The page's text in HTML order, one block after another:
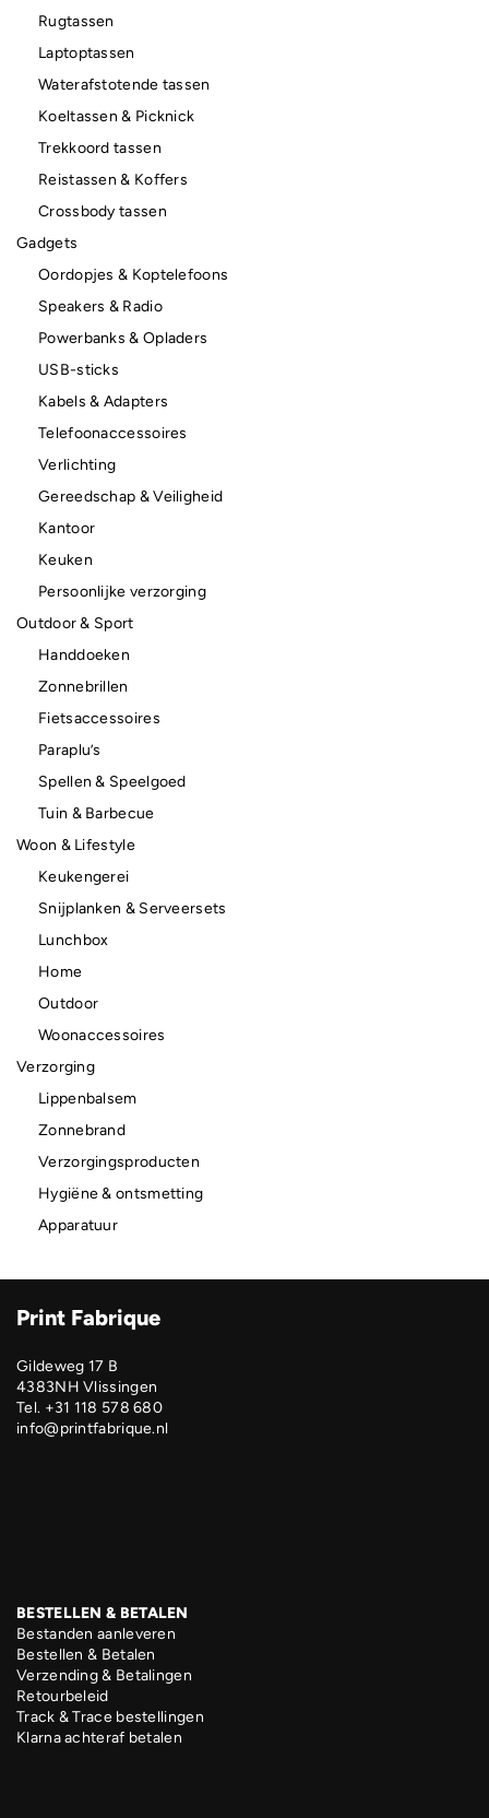
Rugtassen
Laptoptassen
Waterafstotende tassen
Koeltassen & Picknick
Trekkoord tassen
Reistassen & Koffers
Crossbody tassen
Gadgets
Oordopjes & Koptelefoons
Speakers & Radio
Powerbanks & Opladers
USB-sticks
Kabels & Adapters
Telefoonaccessoires
Verlichting
Gereedschap & Veiligheid
Kantoor
Keuken
Persoonlijke verzorging
Outdoor & Sport
Handdoeken
Zonnebrillen
Fietsaccessoires
Paraplu’s
Spellen & Speelgoed
Tuin & Barbecue
Woon & Lifestyle
Keukengerei
Snijplanken & Serveersets
Lunchbox
Home
Outdoor
Woonaccessoires
Verzorging
Lippenbalsem
Zonnebrand
Verzorgingsproducten
Hygiëne & ontsmetting
Apparatuur
Print Fabrique
Gildeweg 17 B
4383NH Vlissingen
Tel. +31 118 578 680
info@printfabrique.nl
BESTELLEN & BETALEN
Bestanden aanleveren
Bestellen & Betalen
Verzending & Betalingen
Retourbeleid
Track & Trace bestellingen
Klarna achteraf betalen